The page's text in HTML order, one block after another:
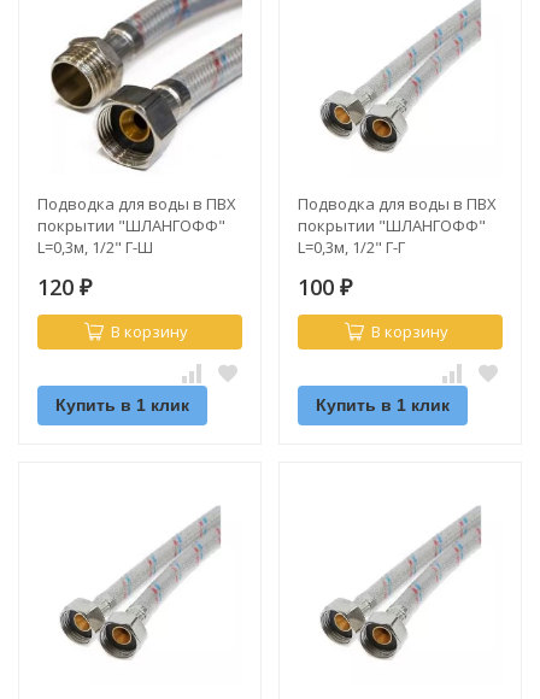
Подводка для воды в ПВХ
покрытии "ШЛАНГОФФ"
L=0,3м, 1/2" Г-Ш
120 ₽
В корзину
Купить в 1 клик
Подводка для воды в ПВХ
покрытии "ШЛАНГОФФ"
L=0,3м, 1/2" Г-Г
100 ₽
В корзину
Купить в 1 клик